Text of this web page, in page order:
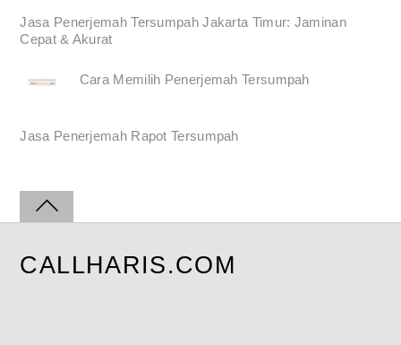
Jasa Penerjemah Tersumpah Jakarta Timur: Jaminan
Cepat & Akurat
Cara Memilih Penerjemah Tersumpah
Jasa Penerjemah Rapot Tersumpah
CALLHARIS.COM